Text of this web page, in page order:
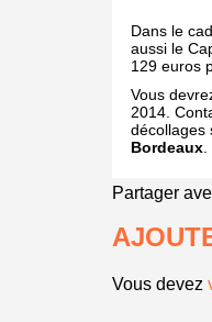
Dans le
aussi le
129 euros
Vous
2014.
décollages
Bordeaux
Partager
Vous devez